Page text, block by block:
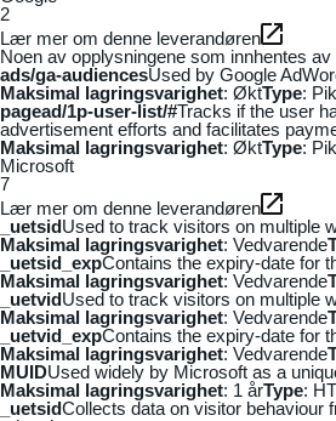
2
Lær mer om denne leverandøren
Noen av opplysningene som innhentes
ads/ga-audiencesUsed by Google
Maksimal lagringsvarighet: ØktType:
pagead/1p-user-list/#Tracks if the user
advertisement efforts and facilitates
Maksimal lagringsvarighet: ØktType:
Microsoft
7
Lær mer om denne leverandøren
_uetsidUsed to track visitors on multiple
Maksimal lagringsvarighet: Vedvarende
_uetsid_expContains the expiry-date for
Maksimal lagringsvarighet: Vedvarende
_uetvidUsed to track visitors on multiple
Maksimal lagringsvarighet: Vedvarende
_uetvid_expContains the expiry-date for
Maksimal lagringsvarighet: Vedvarende
MUIDUsed widely by Microsoft as a
Maksimal lagringsvarighet: 1 årType:
_uetsidCollects data on visitor behaviour